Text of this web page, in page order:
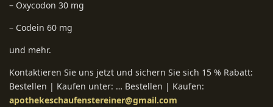
– Oxycodon 30 mg
– Codein 60 mg
und mehr.
Kontaktieren Sie uns jetzt und sichern Sie sich 15 % Rabatt:
Bestellen | Kaufen unter: … Bestellen | Kaufen:
apothekeschaufenstereiner@gmail.com